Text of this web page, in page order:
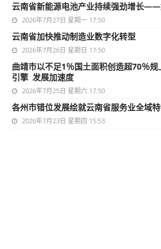
云南省新能源电池产业持续强劲增长
2026年7月27日 星期一 17:50
云南省加快推动制造业数字化转型
2026年7月26日 星期日 17:50
曲靖市以不足1％国土面积创造超70％
引擎 发展加速度
2026年7月25日 星期六 17:50
各州市错位发展绘就云南省服务业全域
2026年7月23日 星期四 15:53